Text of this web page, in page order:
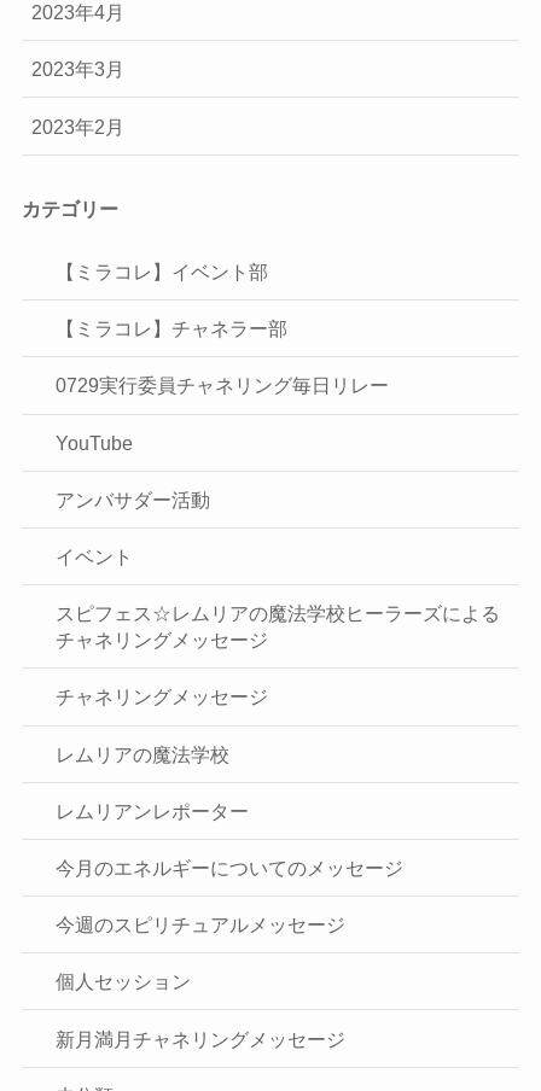
2023年4月
2023年3月
2023年2月
カテゴリー
【ミラコレ】イベント部
【ミラコレ】チャネラー部
0729実行委員チャネリング毎日リレー
YouTube
アンバサダー活動
イベント
スピフェス☆レムリアの魔法学校ヒーラーズによる
チャネリングメッセージ
チャネリングメッセージ
レムリアの魔法学校
レムリアンレポーター
今月のエネルギーについてのメッセージ
今週のスピリチュアルメッセージ
個人セッション
新月満月チャネリングメッセージ